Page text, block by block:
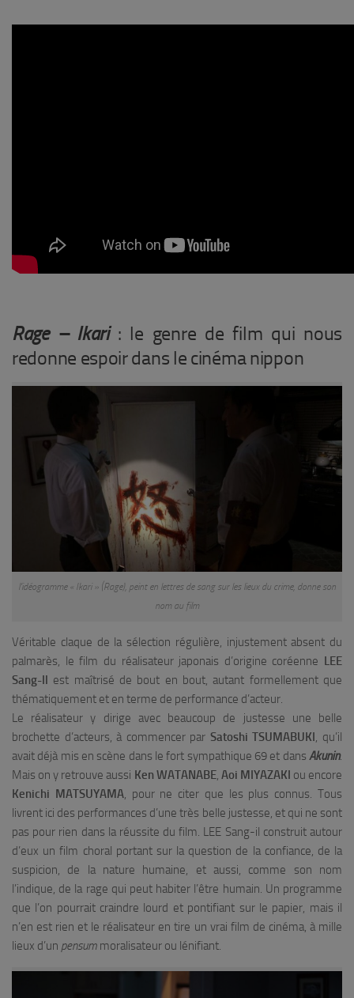
Rage – Ikari: le genre de film qui nous
redonne espoir dans le cinéma nippon
l’idéogramme « Ikari » (Rage), peint en lettres de sang sur les lieux du crime, donne son
nom au film
Véritable claque de la sélection régulière, injustement absent du
palmarès, le film du réalisateur japonais d’origine coréenne LEE
Sang-Il est maîtrisé de bout en bout, autant formellement que
thématiquement et en terme de performance d’acteur.
Le réalisateur y dirige avec beaucoup de justesse une belle
brochette d’acteurs, à commencer par Satoshi TSUMABUKI, qu’il
avait déjà mis en scène dans le fort sympathique 69 et dans Akunin.
Mais on y retrouve aussi Ken WATANABE, Aoi MIYAZAKI ou encore
Kenichi MATSUYAMA, pour ne citer que les plus connus. Tous
livrent ici des performances d’une très belle justesse, et qui ne sont
pas pour rien dans la réussite du film. LEE Sang-il construit autour
d’eux un film choral portant sur la question de la confiance, de la
suspicion, de la nature humaine, et aussi, comme son nom
l’indique, de la rage qui peut habiter l’être humain. Un programme
que l’on pourrait craindre lourd et pontifiant sur le papier, mais il
n’en est rien et le réalisateur en tire un vrai film de cinéma, à mille
lieux d’un pensum moralisateur ou lénifiant.